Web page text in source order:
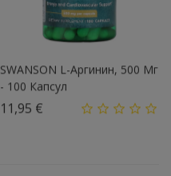
SWANSON L-Аргинин, 500 Мг
- 100 Капсул
11,95 €